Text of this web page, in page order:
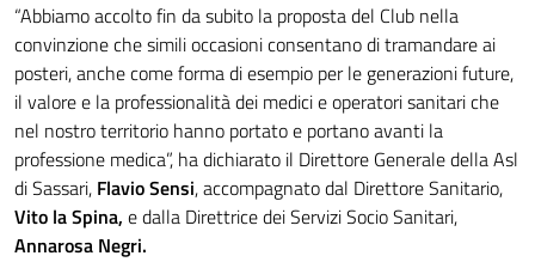
“Abbiamo accolto fin da subito la proposta del Club nella
convinzione che simili occasioni consentano di tramandare ai
posteri, anche come forma di esempio per le generazioni future,
il valore e la professionalità dei medici e operatori sanitari che
nel nostro territorio hanno portato e portano avanti la
professione medica”, ha dichiarato il Direttore Generale della Asl
di Sassari, Flavio Sensi, accompagnato dal Direttore Sanitario,
Vito la Spina, e dalla Direttrice dei Servizi Socio Sanitari,
Annarosa Negri.